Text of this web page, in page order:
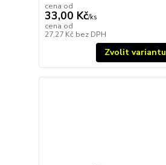
cena od
33,00 Kč/ks
cena od
27,27 Kč bez DPH
Zvolit variantu